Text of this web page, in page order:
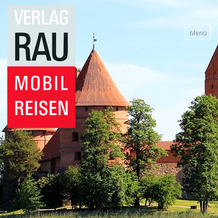
Menü
Wohnmobilreisen
Reiseführer